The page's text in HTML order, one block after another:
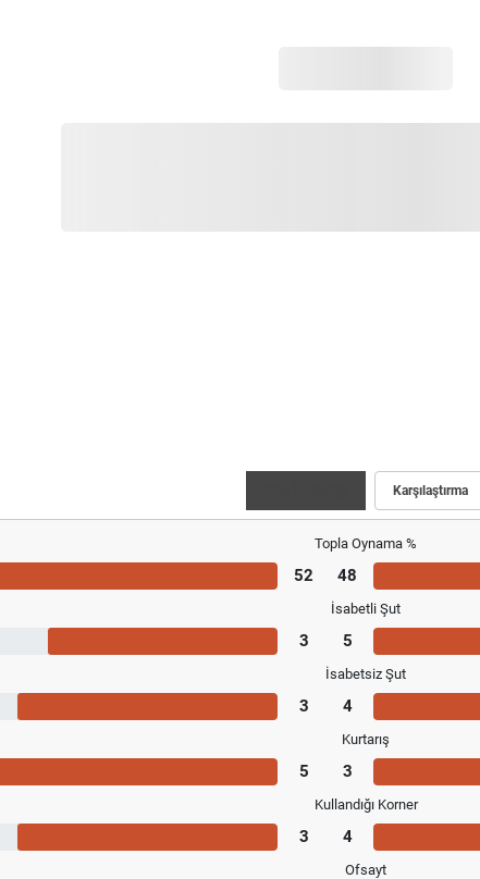
Karşılaştırma
Topla Oynama %
52 48
İsabetli Şut
3 5
İsabetsiz Şut
3 4
Kurtarış
5 3
Kullandığı Korner
3 4
Ofsayt